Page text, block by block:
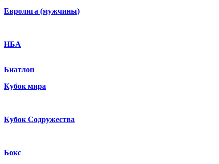
Евролига (мужчины)
НБА
Биатлон
Кубок мира
Кубок Содружества
Бокс